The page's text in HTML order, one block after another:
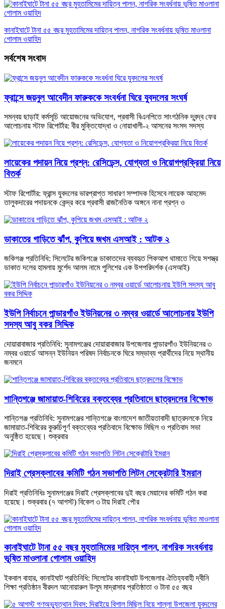
কানাইঘাটে টানা ৫৫ বছর মুহতামিমের দায়িত্ব পালন, নাগরিক সংবর্ধনায় ভূষিত মাওলানা
গোলাম ওয়াহিদ
সর্বশেষ সংবাদ
ফ্রান্সে জয়নুল আবেদীন ফারুককে সংবর্ধনা ঘিরে যুবদলের সংঘর্ষ
সমন্বয় ছাড়াই কর্মসূচি আয়োজনের অভিযোগ, প্রবাসী বিএনপিতে সাংগঠনিক দ্বন্দ্ব ফের
আলোচনায় স্টাফ রিপোর্টার: বীর মুক্তিযোদ্ধা ও নোয়াখালী-২ আসনের সংসদ সদস্য
লায়েকের পদায়ন নিয়ে প্রশ্ন: রেসিডেন্স, যোগ্যতা ও নিয়োগপ্রক্রিয়া নিয়ে
বিতর্ক
স্টাফ রিপোর্টার: ফ্রান্স যুবদলের ভারপ্রাপ্ত সাধারণ সম্পাদক হিসেবে লায়েক আহমেদ
তালুকদারের পদায়নকে কেন্দ্র করে প্রবাসী রাজনৈতিক অঙ্গনে নানা প্রশ্ন ও
ডাকাতের গাড়িতে ঝাঁপ, কুপিয়ে জখম এসআই : আটক ২
জকিগঞ্জ প্রতিনিধি: সিলেটের জকিগঞ্জে ডাকাতদের ব্যবহৃত পিকআপ থামাতে গিয়ে সশস্ত্র
ডাকাত দলের হামলায় মুর্শেদ আলম নামে পুলিশের এক উপপরিদর্শক (এসআই)
ইউপি নির্বাচনে পান্ডারগাঁও ইউনিয়নের ৩ নম্বর ওয়ার্ডে আলোচনায় ইউপি
সদস্য আবু বকর সিদ্দিক
দোয়ারাবাজার প্রতিনিধি: সুনামগঞ্জের দোয়ারাবাজার উপজেলার পান্ডারগাঁও ইউনিয়নের ৩
নম্বর ওয়ার্ডে আসন্ন ইউনিয়ন পরিষদ নির্বাচনকে ঘিরে সম্ভাব্য প্রার্থীদের নিয়ে স্থানীয়
জনমনে
শান্তিগঞ্জে জামায়াত-শিবিরের বক্তব্যের প্রতিবাদে ছাত্রদলের বিক্ষোভ
শান্তিগঞ্জ প্রতিনিধি: সুনামগঞ্জের শান্তিগঞ্জে বাংলাদেশ জাতীয়তাবাদী ছাত্রদলকে নিয়ে
জামায়াত-শিবিরের কুরুচিপূর্ণ বক্তব্যের প্রতিবাদে বিক্ষোভ মিছিল ও প্রতিবাদ সভা
অনুষ্ঠিত হয়েছে। শুক্রবার
দিরাই প্রেসক্লাবের কমিটি গঠন সভাপতি লিটন সেক্রেটারি ইমরান
দিরাই প্রতিনিধিঃ সুনামগঞ্জের দিরাই প্রেসক্লাবের দুই বছর মেয়াদের কমিটি গঠন করা
হয়েছে। শুক্রবার (৭ আগস্ট) বিকেল ৩ টায় দিরাই পৌর
কানাইঘাটে টানা ৫৫ বছর মুহতামিমের দায়িত্ব পালন, নাগরিক সংবর্ধনায়
ভূষিত মাওলানা গোলাম ওয়াহিদ
ইকবাল বাহার, কানাইঘাট প্রতিনিধি: সিলেটের কানাইঘাট উপজেলার ঐতিহ্যবাহী দ্বীনি
শিক্ষা প্রতিষ্ঠান বীরদল আনোয়ারুল উলূম মাদ্রাসার প্রতিষ্ঠাতা ও টানা ৫৫ বছর